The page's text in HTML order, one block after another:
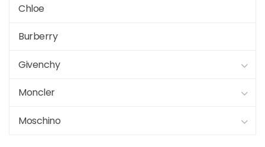
Chloe
Burberry
Givenchy
Moncler
Moschino